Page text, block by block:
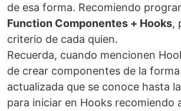
de esa forma. Recomiendo
Function Componentes + Hooks,
criterio de cada quien.
Recuerda, cuando mencionen
de crear componentes de la
actualizada que se conoce hasta
para iniciar en Hooks recomiendo